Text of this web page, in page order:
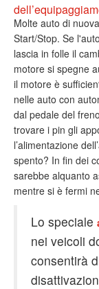
Molte auto di
Start/Stop. Se
lascia in folle il
motore si spegne
il motore è
nelle auto con
dal pedale del
trovare i pin gli
l’alimentazione
spento? In fin dei
sarebbe alquanto
mentre si è fermi
Lo speciale
nei veicoli
consentirà